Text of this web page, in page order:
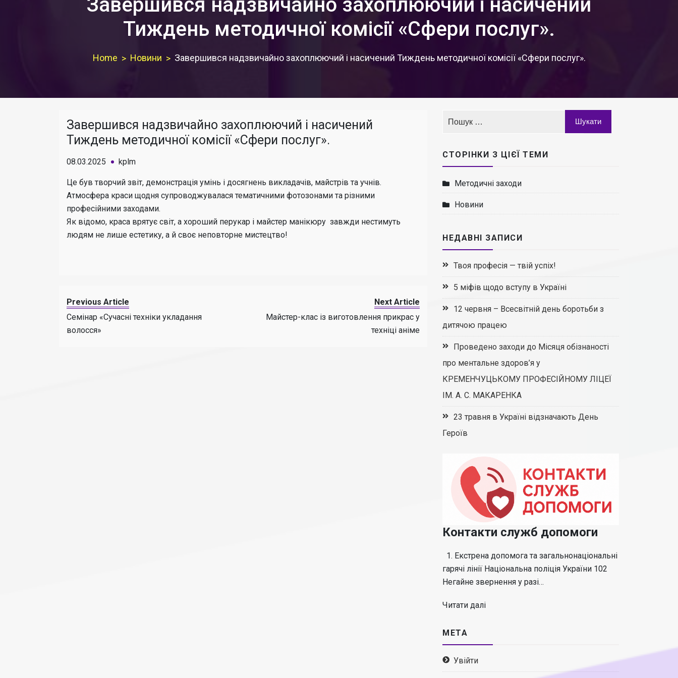
Завершився надзвичайно захоплюючий і насичений
Тиждень методичної комісії «Сфери послуг».
Home Новини Завершився надзвичайно захоплюючий і насичений Тиждень методичної комісії «Сфери послуг».
Завершився надзвичайно захоплюючий і насичений
Тиждень методичної комісії «Сфери послуг».
08.03.2025 kplm
Це був творчий звіт, демонстрація умінь і досягнень викладачів, майстрів та учнів.
Атмосфера краси щодня супроводжувалася тематичними фотозонами та різними
професійними заходами.
Як відомо, краса врятує світ, а хороший перукар і майстер манікюру завжди нестимуть
людям не лише естетику, а й своє неповторне мистецтво!
Previous Article
Семінар «Сучасні техніки укладання
волосся»
Next Article
Майстер-клас із виготовлення прикрас у
техніці аніме
СТОРІНКИ З ЦІЄЇ ТЕМИ
Методичні заходи
Новини
НЕДАВНІ ЗАПИСИ
Твоя професія — твій успіх!
5 міфів щодо вступу в Україні
12 червня – Всесвітній день боротьби з
дитячою працею
Проведено заходи до Місяця обізнаності
про ментальне здоров’я у
КРЕМЕНЧУЦЬКОМУ ПРОФЕСІЙНОМУ ЛІЦЕЇ
ІМ. А. С. МАКАРЕНКА
23 травня в Україні відзначають День
Героїв
Контакти служб допомоги
1. Екстрена допомога та загальнонаціональні
гарячі лінії Національна поліція України 102
Негайне звернення у разі…
Читати далі
МЕТА
Увійти